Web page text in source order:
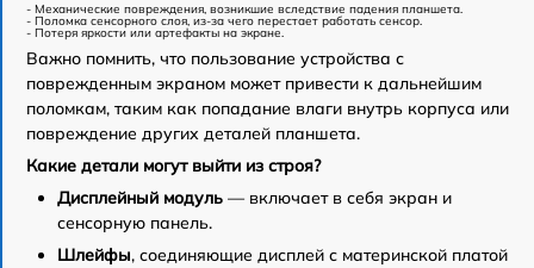
- Механические повреждения, возникшие вследствие падения планшета.
- Поломка сенсорного слоя, из-за чего перестает работать сенсор.
- Потеря яркости или артефакты на экране.
Важно помнить, что пользование устройства с
поврежденным экраном может привести к дальнейшим
поломкам, таким как попадание влаги внутрь корпуса или
повреждение других деталей планшета.
Какие детали могут выйти из строя?
Дисплейный модуль — включает в себя экран и
сенсорную панель.
Шлейфы, соединяющие дисплей с материнской платой